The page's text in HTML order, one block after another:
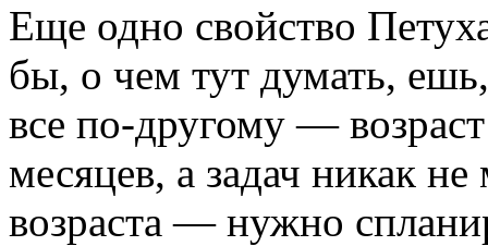
Еще одно свойство
бы, о чем тут думать,
все по-другому —
месяцев, а задач никак
возраста — нужно